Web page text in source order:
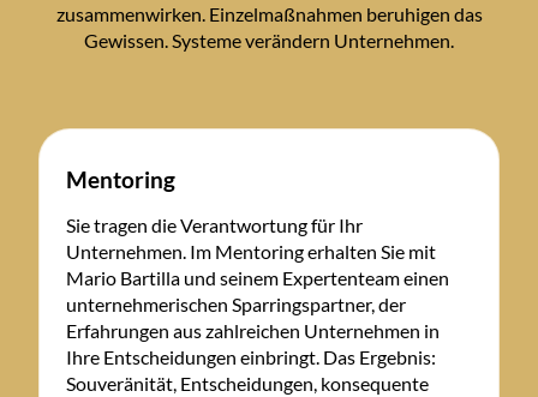
zusammenwirken. Einzelmaßnahmen beruhigen das
Gewissen. Systeme verändern Unternehmen.
Mentoring
Sie tragen die Verantwortung für Ihr
Unternehmen. Im Mentoring erhalten Sie mit
Mario Bartilla und seinem Expertenteam einen
unternehmerischen Sparringspartner, der
Erfahrungen aus zahlreichen Unternehmen in
Ihre Entscheidungen einbringt. Das Ergebnis:
Souveränität, Entscheidungen, konsequente